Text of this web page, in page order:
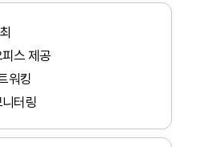
스 제공
워킹
터링